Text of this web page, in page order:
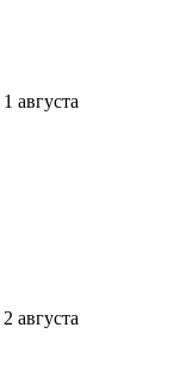
1 августа
2 августа